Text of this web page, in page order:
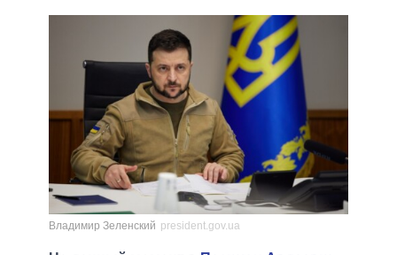
Владимир Зеленский president.gov.ua